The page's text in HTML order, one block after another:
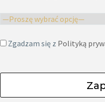
Zgadzam się z Polityką